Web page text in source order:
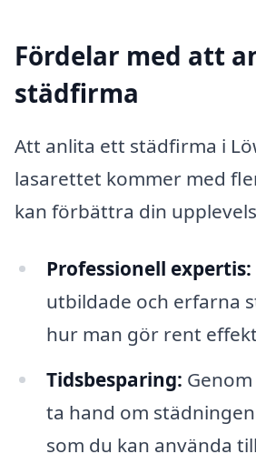
Fördelar med att
städfirma
Att anlita ett städfirma i
lasarettet kommer med
kan förbättra din
Professionell expertis:
utbildade och erfarna
hur man gör rent
Tidsbesparing:
ta hand om
som du kan använda